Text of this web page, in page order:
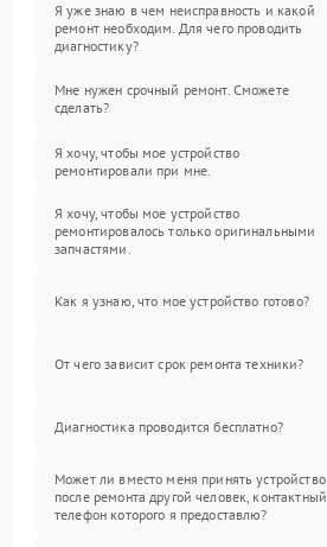
Я уже знаю в чем неисправность и какой
ремонт необходим. Для чего проводить
диагностику?
Мне нужен срочный ремонт. Сможете
сделать?
Я хочу, чтобы мое устройство
ремонтировали при мне.
Я хочу, чтобы мое устройство
ремонтировалось только оригинальными
запчастями.
Как я узнаю, что мое устройство готово?
От чего зависит срок ремонта техники?
Диагностика проводится бесплатно?
Может ли вместо меня принять устройство
после ремонта другой человек, контактный
телефон которого я предоставлю?